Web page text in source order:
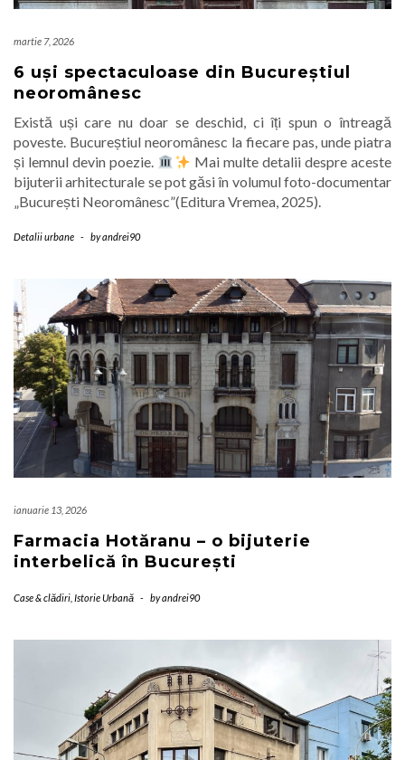
martie 7, 2026
6 uși spectaculoase din Bucureștiul
neoromânesc
Există uși care nu doar se deschid, ci îți spun o întreagă
poveste. Bucureștiul neoromânesc la fiecare pas, unde piatra
și lemnul devin poezie.
Mai multe detalii despre aceste
bijuterii arhitecturale se pot găsi în volumul foto-documentar
„București Neoromânesc”(Editura Vremea, 2025).
Detalii urbane - byandrei90
ianuarie 13, 2026
Farmacia Hotăranu – o bijuterie
interbelică în București
Case & clădiri Istorie Urbană - byandrei90